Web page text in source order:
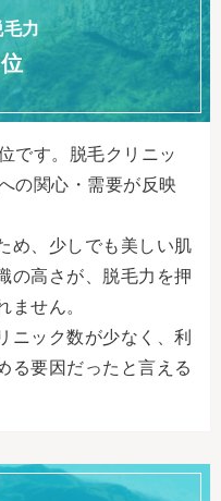
毛力
です。脱毛クリニッ
の関心・需要が反映
め、少しでも美しい肌
の高さが、脱毛力を押
ません。
ニック数が少なく、利
る要因だったと言える